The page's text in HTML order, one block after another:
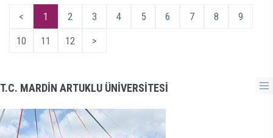
< 1 2 3 4 5 6 7 8
9
10
11 12 >
T.C. MARDİN ARTUKLU ÜNİVERSİTESİ